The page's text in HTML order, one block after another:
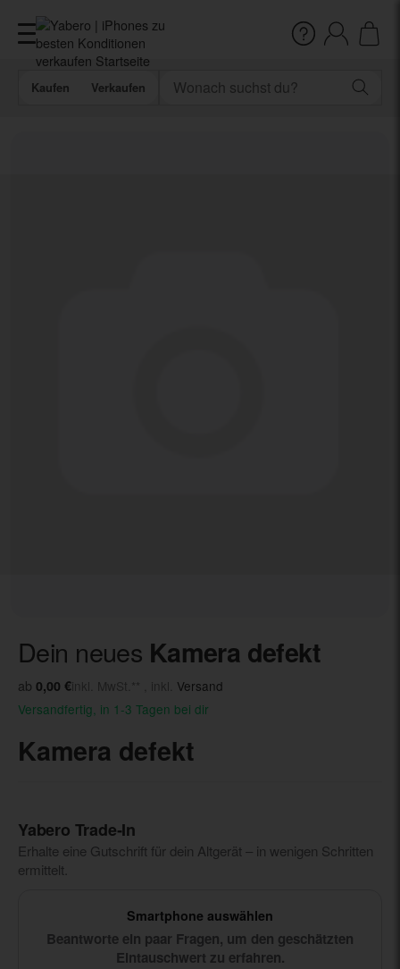
Kaufen Verkaufen
Dein neues Kamera defekt
ab 0,00 €inkl. MwSt.** , inkl. Versand
Versandfertig, in 1-3 Tagen bei dir
Kamera defekt
Yabero Trade‑In
Erhalte eine Gutschrift für dein Altgerät – in wenigen Schritten
ermittelt.
Smartphone auswählen
Beantworte ein paar Fragen, um den geschätzten
Eintauschwert zu erfahren.